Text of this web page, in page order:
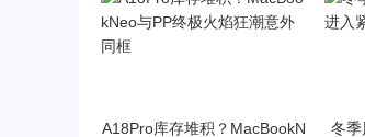
A18Pro库存堆积？MacBookN
冬